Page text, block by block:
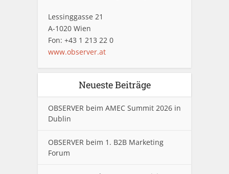
Lessinggasse 21
A-1020 Wien
Fon: +43 1 213 22 0
www.observer.at
Neueste Beiträge
OBSERVER beim AMEC Summit 2026 in
Dublin
OBSERVER beim 1. B2B Marketing
Forum